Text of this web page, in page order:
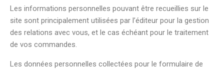
Les informations personnelles pouvant être recueillies sur le
site sont principalement utilisées par l’éditeur pour la gestion
des relations avec vous, et le cas échéant pour le traitement
de vos commandes.
Les données personnelles collectées pour le formulaire de